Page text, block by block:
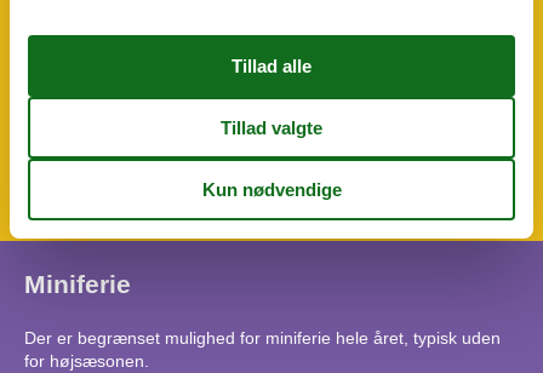
Anlagt have
851 m²
Privat have
Miniferie
Der er begrænset mulighed for miniferie hele året, typisk uden
for højsæsonen.